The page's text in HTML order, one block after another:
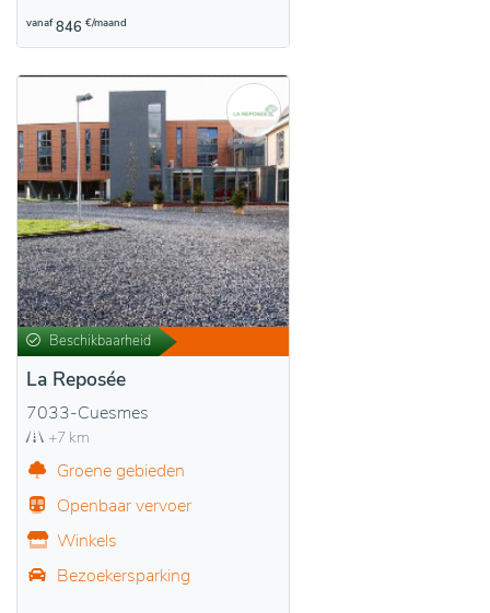
vanaf 846 €/maand
Beschikbaarheid
La Reposée
7033-Cuesmes
+7 km
Groene gebieden
Openbaar vervoer
Winkels
Bezoekersparking